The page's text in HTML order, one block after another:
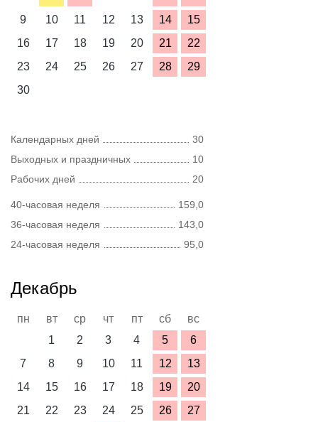
9
10 11 12 13 14
15
16
17 18 19 20 21
22
23
24 25 26 27 28
29
30
Календарных дней
30
Выходных и праздничных
10
Рабочих дней
20
40-часовая неделя
159,0
36-часовая неделя
143,0
24-часовая неделя
95,0
Декабрь
пн вт ср чт пт сб
вс
1
2 3 4 5
6
7
8 9 10 11 12
13
14
15 16 17 18 19
20
21
22 23 24 25 26
27